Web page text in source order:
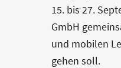
15. bis 27.
GmbH
und mobilen
gehen soll.